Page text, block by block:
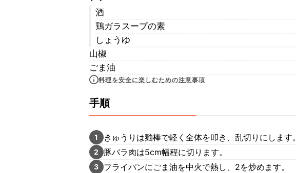
酒
鶏ガラスープの素
しょうゆ
山椒
ごま油
料理を安全に楽しむための注意事項
手順
1 きゅうりは麺棒で軽く全体を叩き、乱切りにします。
2 豚バラ肉は5cm幅程に切ります。
3 フライパンにごま油を中火で熱し、2を炒めます。